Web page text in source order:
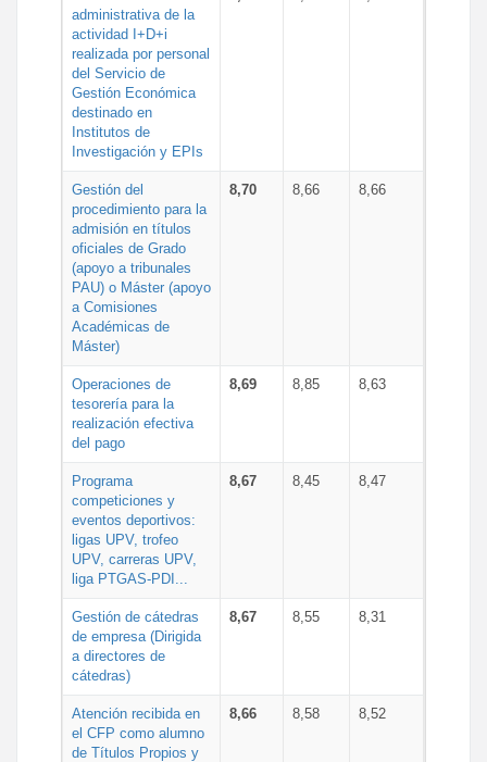
administrativa de la
actividad I+D+i
realizada por personal
del Servicio de
Gestión Económica
destinado en
Institutos de
Investigación y EPIs
Gestión del
procedimiento para la
admisión en títulos
oficiales de Grado
(apoyo a tribunales
PAU) o Máster (apoyo
a Comisiones
Académicas de
Máster)
8,70 8,66 8,66
Operaciones de
tesorería para la
realización efectiva
del pago
8,69 8,85 8,63
Programa
competiciones y
eventos deportivos:
ligas UPV, trofeo
UPV, carreras UPV,
liga PTGAS-PDI...
8,67 8,45 8,47
Gestión de cátedras
de empresa (Dirigida
a directores de
cátedras)
8,67 8,55 8,31
Atención recibida en
el CFP como alumno
de Títulos Propios y
8,66 8,58 8,52